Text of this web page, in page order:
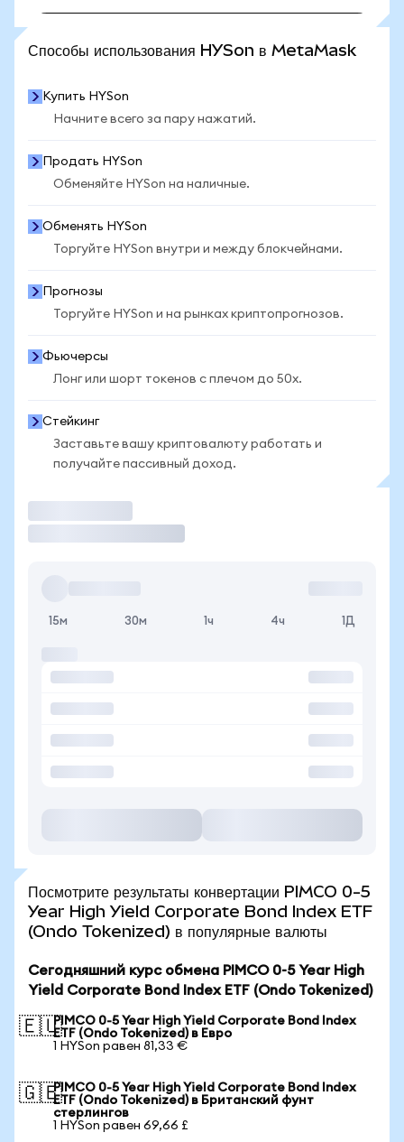
Способы использования HYSon в MetaMask
Купить HYSon
Начните всего за пару нажатий.
Продать HYSon
Обменяйте HYSon на наличные.
Обменять HYSon
Торгуйте HYSon внутри и между блокчейнами.
Прогнозы
Торгуйте HYSon и на рынках криптопрогнозов.
Фьючерсы
Лонг или шорт токенов с плечом до 50x.
Стейкинг
Заставьте вашу криптовалюту работать и
получайте пассивный доход.
15м 30м 1ч 4ч 1Д
Посмотрите результаты конвертации PIMCO 0-5
Year High Yield Corporate Bond Index ETF
(Ondo Tokenized) в популярные валюты
Сегодняшний курс обмена PIMCO 0-5 Year High
Yield Corporate Bond Index ETF (Ondo Tokenized)
🇪🇺PIMCO 0-5 Year High Yield Corporate Bond Index
ETF (Ondo Tokenized) в Евро
1 HYSon равен 81,33 €
🇬🇧PIMCO 0-5 Year High Yield Corporate Bond Index
ETF (Ondo Tokenized) в Британский фунт
стерлингов
1 HYSon равен 69,66 £